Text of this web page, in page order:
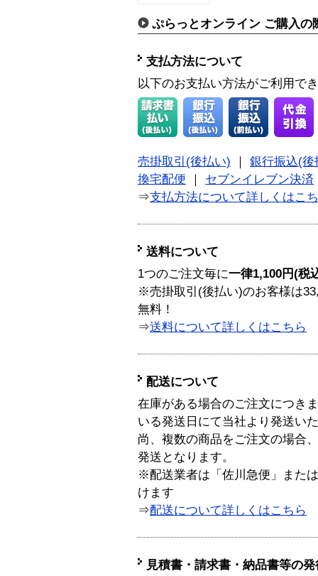
ぷらっとオンライン ご購入の
支払方法について
以下のお支払い方法がご利用で
売掛取引(後払い)
銀行振込(後
換宅配便
セブンイレブン決済
⇒支払方法について詳しくはこ
送料について
1つのご注文毎に一律1,100円(税
※売掛取引(後払い)のお客様は
無料！
⇒送料について詳しくはこちら
配送について
在庫がある場合のご注文につき
いる発送日にて当社より発送い
尚、複数の商品をご注文の場合
発送となります。
※配送業者は「佐川急便」また
けます
⇒配送について詳しくはこちら
見積書・請求書・納品書等の